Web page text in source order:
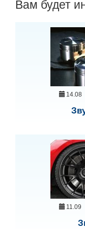
Вам будет
14.08
11.09